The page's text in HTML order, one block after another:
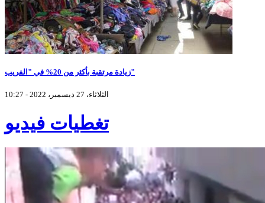
زيادة مرتقبة بأكثر من 20% في "الفريب"
الثلاثاء، 27 ديسمبر، 2022 - 10:27
تغطيات فيديو